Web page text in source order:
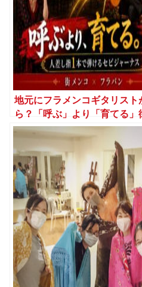
地元にフラメンコギタリスト
ら？「呼ぶ」より「育てる」
いう選択肢